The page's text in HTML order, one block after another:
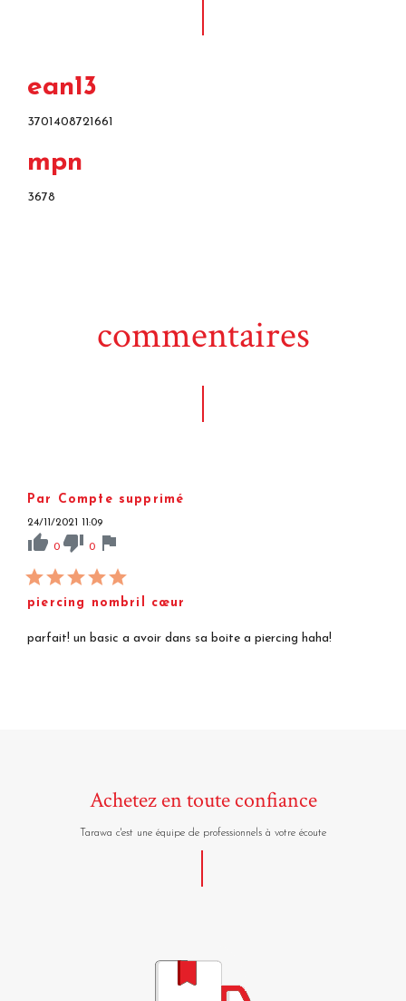
ean13
3701408721661
mpn
3678
commentaires
Par Compte supprimé
24/11/2021 11:09
thumb_up 0 thumb_down 0 flag
piercing nombril cœur
parfait! un basic a avoir dans sa boite a piercing haha!
Achetez en toute confiance
Tarawa c'est une équipe de professionnels à votre écoute